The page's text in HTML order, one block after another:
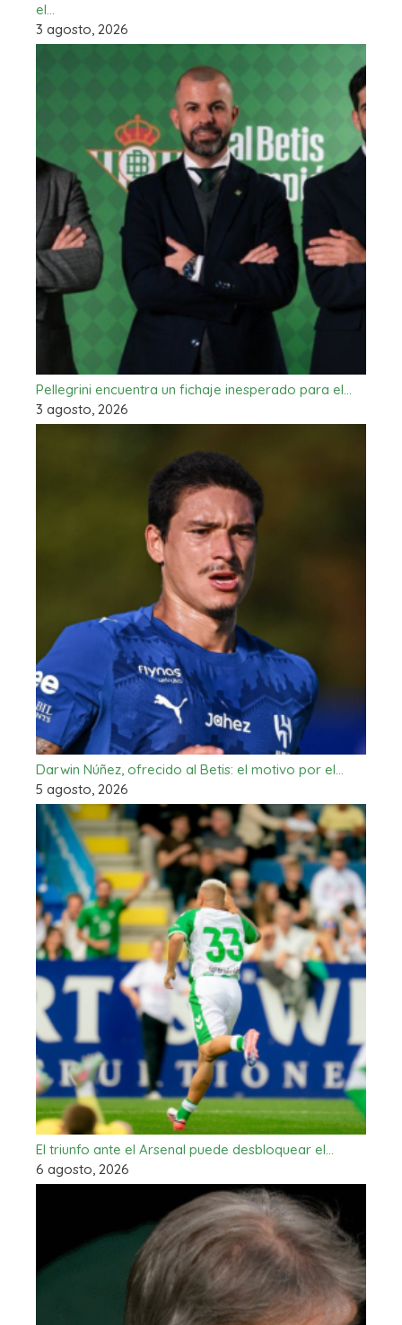
el…
3 agosto, 2026
Pellegrini encuentra un fichaje inesperado para el…
3 agosto, 2026
Darwin Núñez, ofrecido al Betis: el motivo por el…
5 agosto, 2026
El triunfo ante el Arsenal puede desbloquear el…
6 agosto, 2026